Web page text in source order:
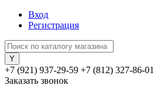
Вход
Регистрация
+7 (921) 937-29-59 +7 (812) 327-86-01
Заказать звонок